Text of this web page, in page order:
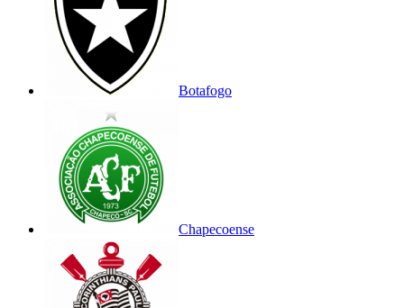
Botafogo
Chapecoense